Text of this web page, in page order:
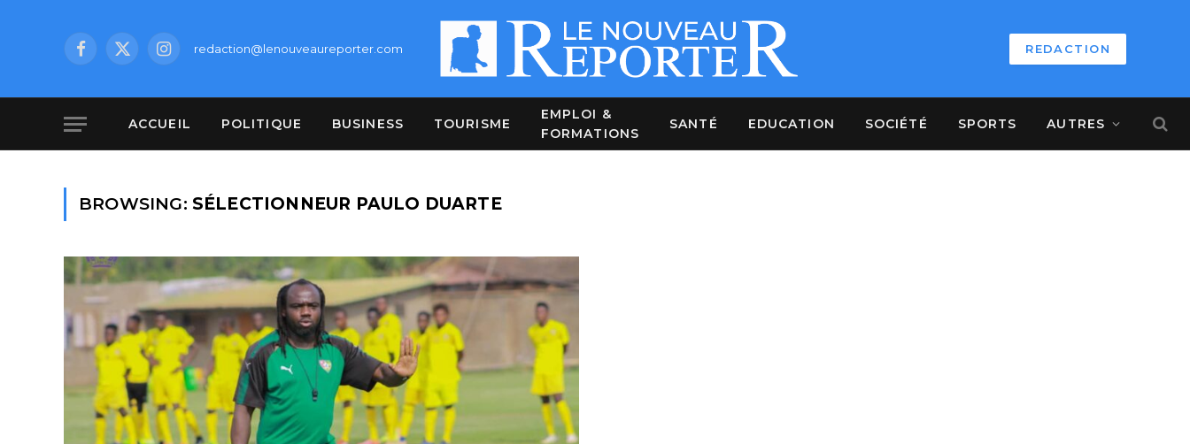
Facebook
X
Instagramredaction@lenouveaureporter.com REDACTION
ACCUEIL POLITIQUE BUSINESS TOURISME
EMPLOI &
FORMATIONS
SANTÉ EDUCATION SOCIÉTÉ SPORTS AUTRES
BROWSING: SÉLECTIONNEUR PAULO DUARTE